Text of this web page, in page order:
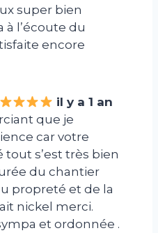
super bien
à l’écoute du
encore
il y a 1 an
que je
car votre
s’est très bien
du chantier
propreté et de la
nickel merci.
et ordonnée .